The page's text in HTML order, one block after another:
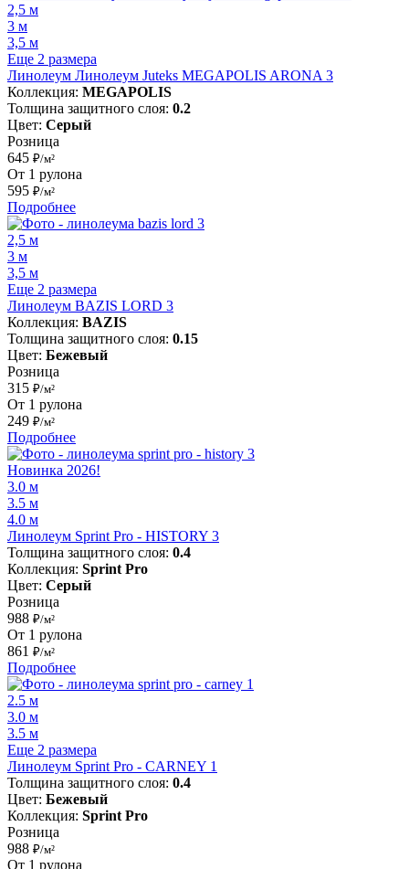
2,5 м
3 м
3,5 м
Еще 2 размера
Линолеум Линолеум Juteks MEGAPOLIS ARONA 3
Коллекция: MEGAPOLIS
Толщина защитного слоя: 0.2
Цвет: Серый
Розница
645 ₽/м²
От 1 рулона
595 ₽/м²
Подробнее
2,5 м
3 м
3,5 м
Еще 2 размера
Линолеум BAZIS LORD 3
Коллекция: BAZIS
Толщина защитного слоя: 0.15
Цвет: Бежевый
Розница
315 ₽/м²
От 1 рулона
249 ₽/м²
Подробнее
Новинка 2026!
3.0 м
3.5 м
4.0 м
Линолеум Sprint Pro - HISTORY 3
Толщина защитного слоя: 0.4
Коллекция: Sprint Pro
Цвет: Серый
Розница
988 ₽/м²
От 1 рулона
861 ₽/м²
Подробнее
2.5 м
3.0 м
3.5 м
Еще 2 размера
Линолеум Sprint Pro - CARNEY 1
Толщина защитного слоя: 0.4
Цвет: Бежевый
Коллекция: Sprint Pro
Розница
988 ₽/м²
От 1 рулона